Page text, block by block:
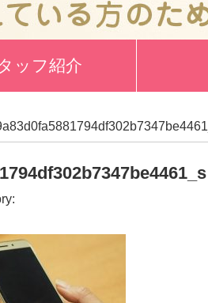
ッフ紹介